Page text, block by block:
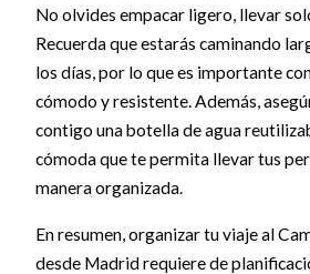
No olvides empacar ligero, llevar
Recuerda que estarás caminando
los días, por lo que es importante
cómodo y resistente. Además,
contigo una botella de agua
cómoda que te permita llevar tus
manera organizada.
En resumen, organizar tu viaje al
desde Madrid requiere de